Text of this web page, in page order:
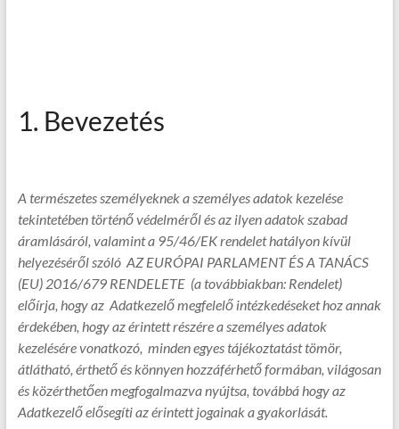
1. Bevezetés
A természetes személyeknek a személyes adatok kezelése
tekintetében történő védelméről és az ilyen adatok szabad
áramlásáról, valamint a 95/46/EK rendelet hatályon kívül
helyezéséről szóló AZ EURÓPAI PARLAMENT ÉS A TANÁCS
(EU) 2016/679 RENDELETE (a továbbiakban: Rendelet)
előírja, hogy az Adatkezelő megfelelő intézkedéseket hoz annak
érdekében, hogy az érintett részére a személyes adatok
kezelésére vonatkozó, minden egyes tájékoztatást tömör,
átlátható, érthető és könnyen hozzáférhető formában, világosan
és közérthetően megfogalmazva nyújtsa, továbbá hogy az
Adatkezelő elősegíti az érintett jogainak a gyakorlását.